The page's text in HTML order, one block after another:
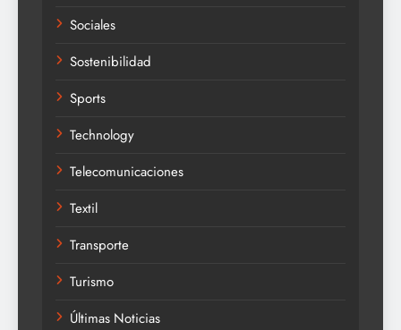
Sociales
Sostenibilidad
Sports
Technology
Telecomunicaciones
Textil
Transporte
Turismo
Últimas Noticias